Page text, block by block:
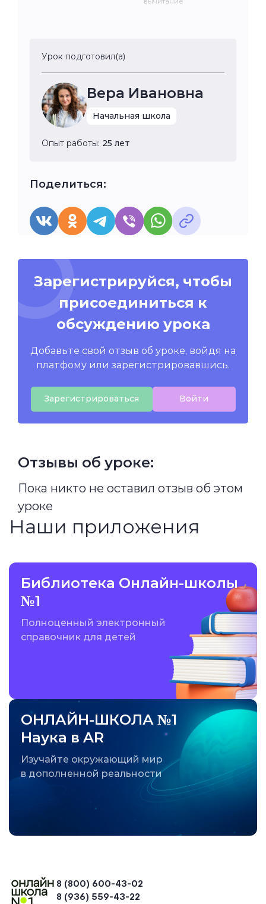
Урок подготовил(а)
Вера Ивановна
Начальная школа
Опыт работы: 25 лет
Поделиться:
Зарегистрируйся, чтобы
присоединиться к
обсуждению урока
Добавьте свой отзыв об уроке, войдя на
платфому или зарегистрировавшись.
Зарегистрироваться Войти
Отзывы об уроке:
Пока никто не оставил отзыв об этом
уроке
Наши приложения
Библиотека Онлайн-школы
№1
Полноценный электронный
справочник для детей
ОНЛАЙН-ШКОЛА №1
Наука в AR
Изучайте окружающий мир
в дополненной реальности
8 (800) 600-43-02
8 (936) 559-43-22